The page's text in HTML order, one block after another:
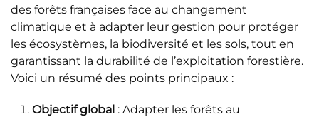
des forêts françaises face au changement
climatique et à adapter leur gestion pour protéger
les écosystèmes, la biodiversité et les sols, tout en
garantissant la durabilité de l’exploitation forestière.
Voici un résumé des points principaux :
Objectif global : Adapter les forêts au